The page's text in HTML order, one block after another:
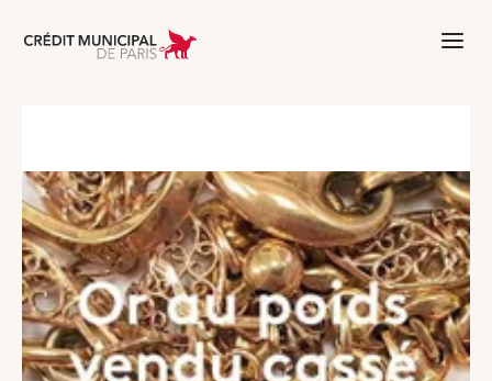
Aller à l'accueil de Crédit Municipal